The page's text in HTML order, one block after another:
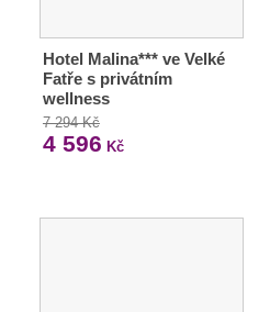
Hotel Malina*** ve Velké
Fatře s privátním
wellness
7 294 Kč
4 596 Kč